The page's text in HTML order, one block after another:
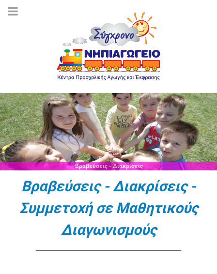
Βραβεύσεις - Διακρίσεις
Βραβεύσεις - Διακρίσεις -
Συμμετοχή σε Μαθητικούς
Διαγωνισμούς